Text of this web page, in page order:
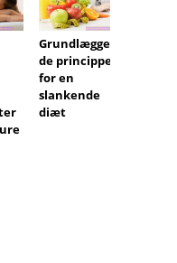
Grundlæggen
de principper
for en
slankende
diæt